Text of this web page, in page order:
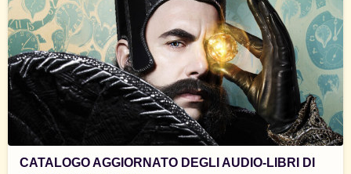
CATALOGO AGGIORNATO DEGLI AUDIO-LIBRI DI